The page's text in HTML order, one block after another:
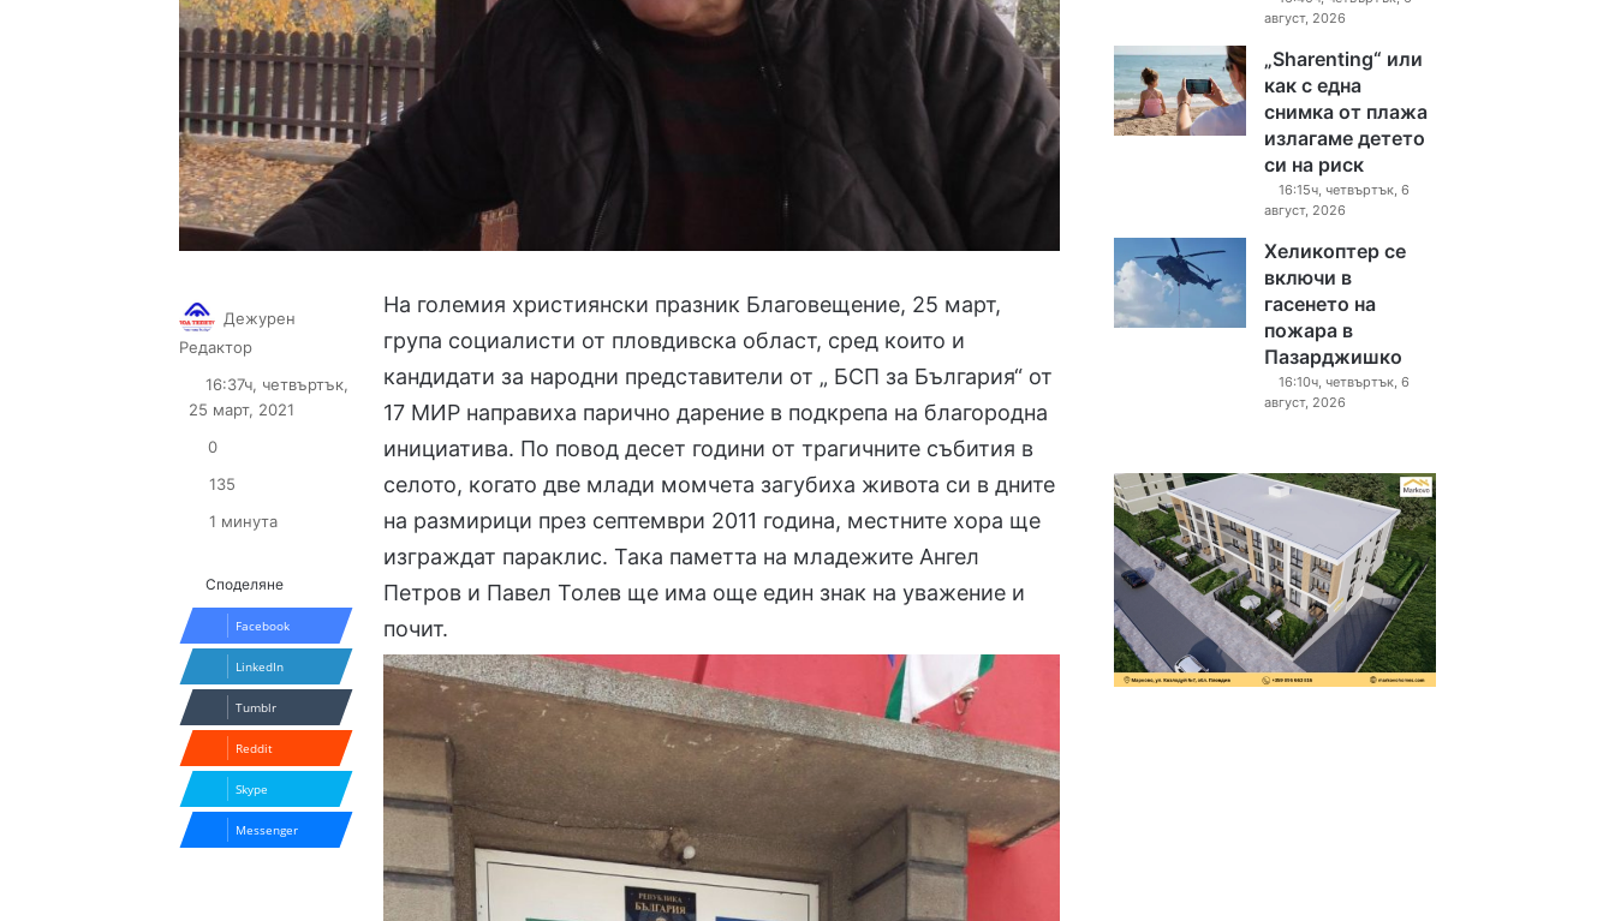
На големия християнски празник Благовещение, 25 март,
група социалисти от пловдивска област, сред които и
кандидати за народни представители от „ БСП за България“ от
17 МИР направиха парично дарение в подкрепа на благородна
инициатива. По повод десет години от трагичните събития в
селото, когато две млади момчета загубиха живота си в дните
на размирици през септември 2011 година, местните хора ще
изграждат параклис. Така паметта на младежите Ангел
Петров и Павел Толев ще има още един знак на уважение и
почит.
Дежурен
Редактор
X email
16:37ч, четвъртък,
25 март, 2021
0
135
1 минута
Споделяне
Facebook
LinkedIn
Tumblr
Reddit
Skype
Messenger
август, 2026
„Sharenting“ или
как с една
снимка от плажа
излагаме детето
си на риск
16:15ч, четвъртък, 6
август, 2026
Хеликоптер се
включи в
гасенето на
пожара в
Пазарджишко
16:10ч, четвъртък, 6
август, 2026